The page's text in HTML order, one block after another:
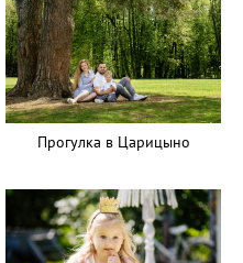
Прогулка в Царицыно